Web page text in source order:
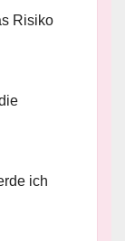
Risiko
ich